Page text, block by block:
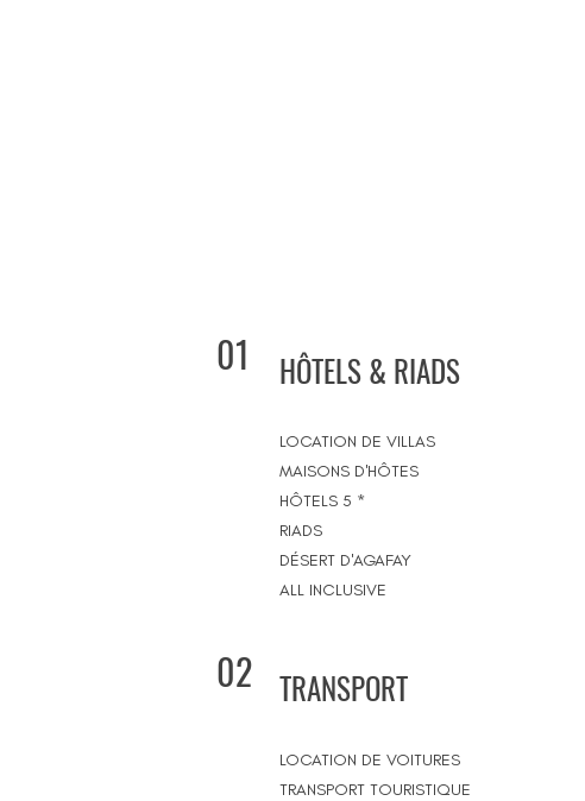
01 HÔTELS & RIADS
LOCATION DE VILLAS
MAISONS D'HÔTES
HÔTELS 5 *
RIADS
DÉSERT D'AGAFAY
ALL INCLUSIVE
02 TRANSPORT
LOCATION DE VOITURES
TRANSPORT TOURISTIQUE